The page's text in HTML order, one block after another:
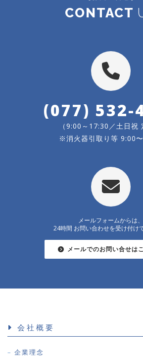
CONTACT
(077) 532-
（9:00～17:30／土日祝
※消火器引取り等 9:00
メールフォームからは、
24時間 お問い合わせを受け付け
メールでのお問い合せは
会社概要
企業理念